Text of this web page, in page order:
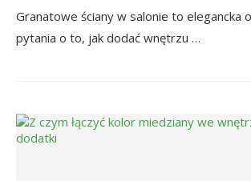
Granatowe ściany w salonie to elegancka
pytania o to, jak dodać wnętrzu …